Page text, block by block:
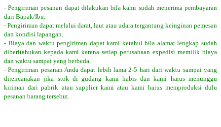
- Pengiriman pesanan dapat dilakukan bila kami sudah menerima pembayaran
dari Bapak/Ibu.
- Pengiriman dapat melalui darat, laut atau udara tergantung keinginan pemesan
dan kondisi lapangan.
- Biaya dan waktu pengiriman dapat kami ketahui bila alamat lengkap sudah
diberitahukan kepada kami karena setiap perusahaan expedisi memilik biaya
dan waktu sampai yang berbeda.
- Pengiriman pesanan Anda dapat lebih lama 2-5 hari dari waktu sampai yang
direncanakan jika stok di gudang kami habis dan kami harus menunggu
kiriman dari pabrik atau supplier kami atau kami harus memproduksi dulu
pesanan barang tersebut.